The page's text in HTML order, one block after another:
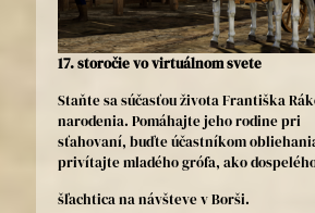
17. storočie vo virtuálnom svete
Staňte sa súčasťou života Františka
narodenia. Pomáhajte jeho rodine pri
sťahovaní, buďte účastníkom
privítajte mladého grófa, ako
šľachtica na návšteve v Borši.